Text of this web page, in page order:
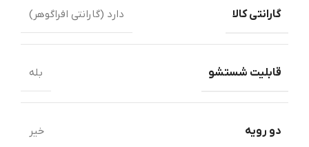
گارانتی کالا دارد (گارانتی افراگوهر)
قابلیت شستشو بله
دو رویه خیر